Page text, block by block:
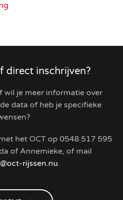
direct inschrijven?
wil je meer informatie over
data of heb je specifieke
het OCT op 0548 517 595
of Annemieke, of mail
rijssen.nu.